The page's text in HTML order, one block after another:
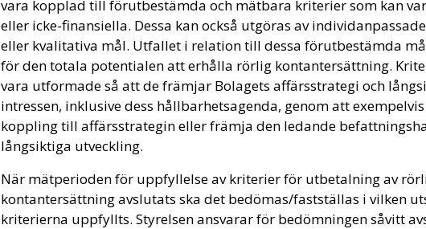
vara kopplad till förutbestämda och mätbara kriterier som kan
eller icke-finansiella. Dessa kan också utgöras av
eller kvalitativa mål. Utfallet i relation till dessa förutbestämda
för den totala potentialen att erhålla rörlig kontantersättning.
vara utformade så att de främjar Bolagets affärsstrategi och
intressen, inklusive dess hållbarhetsagenda, genom att
koppling till affärsstrategin eller främja den ledande
långsiktiga utveckling.
När mätperioden för uppfyllelse av kriterier för utbetalning av
kontantersättning avslutats ska det bedömas/fastställas i vilken
kriterierna uppfyllts. Styrelsen ansvarar för bedömningen såvitt